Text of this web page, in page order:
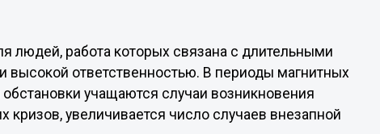
людей, работа которых связана с длительными
ответственностью. В периоды магнитных
учащаются случаи возникновения
кризов, увеличивается число случаев внезапной